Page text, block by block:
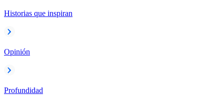
Historias que inspiran
Opinión
Profundidad